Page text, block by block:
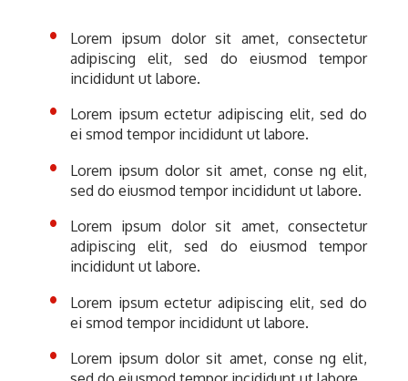
Lorem ipsum dolor sit amet, consectetur
adipiscing elit, sed do eiusmod tempor
incididunt ut labore.
Lorem ipsum ectetur adipiscing elit, sed do
ei smod tempor incididunt ut labore.
Lorem ipsum dolor sit amet, conse ng elit,
sed do eiusmod tempor incididunt ut labore.
Lorem ipsum dolor sit amet, consectetur
adipiscing elit, sed do eiusmod tempor
incididunt ut labore.
Lorem ipsum ectetur adipiscing elit, sed do
ei smod tempor incididunt ut labore.
Lorem ipsum dolor sit amet, conse ng elit,